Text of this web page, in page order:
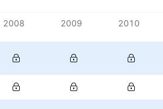
2008 2009 2010